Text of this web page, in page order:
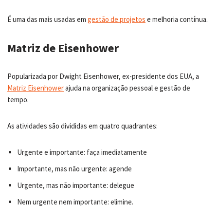
É uma das mais usadas em gestão de projetos e melhoria contínua.
Matriz de Eisenhower
Popularizada por Dwight Eisenhower, ex-presidente dos EUA, a
Matriz Eisenhowerajuda na organização pessoal e gestão de
tempo.
As atividades são divididas em quatro quadrantes:
Urgente e importante: faça imediatamente
Importante, mas não urgente: agende
Urgente, mas não importante: delegue
Nem urgente nem importante: elimine.